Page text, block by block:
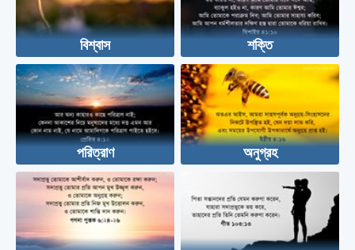
বিশ্বাস শক্তি
পরিত্রাণ অনুগ্রহ